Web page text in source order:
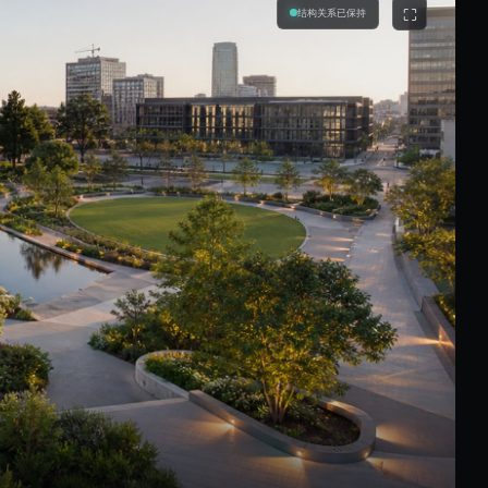
结构关系已保持 ⛶